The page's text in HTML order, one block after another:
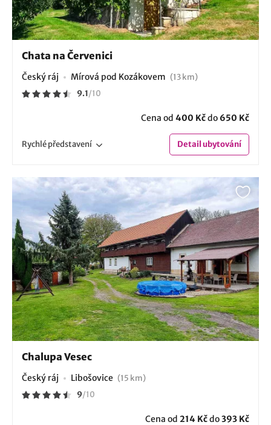
Chata na Červenici
Český ráj Mírová pod Kozákovem (13 km)
9.1/10
Cena od 400 Kčdo 650 Kč
Rychlépředstavení Detailubytování
Chalupa Vesec
Český ráj Libošovice (15 km)
9/10
Cena od 214 Kčdo393 Kč